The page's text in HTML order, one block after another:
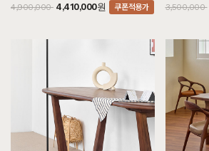
4,900,000 4,410,000원 쿠폰적용가 3,500,000